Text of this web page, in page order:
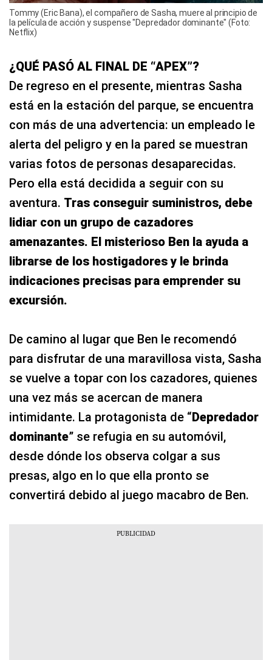
Tommy (Eric Bana), el compañero de Sasha, muere al principio de
la película de acción y suspense "Depredador dominante" (Foto:
Netflix)
¿QUÉ PASÓ AL FINAL DE “APEX”?
De regreso en el presente, mientras Sasha
está en la estación del parque, se encuentra
con más de una advertencia: un empleado le
alerta del peligro y en la pared se muestran
varias fotos de personas desaparecidas.
Pero ella está decidida a seguir con su
aventura. Tras conseguir suministros, debe
lidiar con un grupo de cazadores
amenazantes. El misterioso Ben la ayuda a
librarse de los hostigadores y le brinda
indicaciones precisas para emprender su
excursión.
De camino al lugar que Ben le recomendó
para disfrutar de una maravillosa vista, Sasha
se vuelve a topar con los cazadores, quienes
una vez más se acercan de manera
intimidante. La protagonista de “Depredador
dominante” se refugia en su automóvil,
desde dónde los observa colgar a sus
presas, algo en lo que ella pronto se
convertirá debido al juego macabro de Ben.